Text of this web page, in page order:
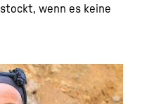
wenn es keine